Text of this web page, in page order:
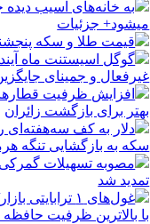
به خانه‌های آسیب دیده
میشود+ جزئیات
قیمت طلا و سکه پنجشنبه 15
گوگل اسیستنت ماه
غیرفعال و جمینای
افزایش ظرفیت
بهتر برای بازگشت زائران
دلار به کف سه‌هفته‌ای
سکه به بازگشایی تنگه
مصوبه تسهیلات
تمدید شد
غول‌های ۱
با بالاترین ظرفیت حافظه